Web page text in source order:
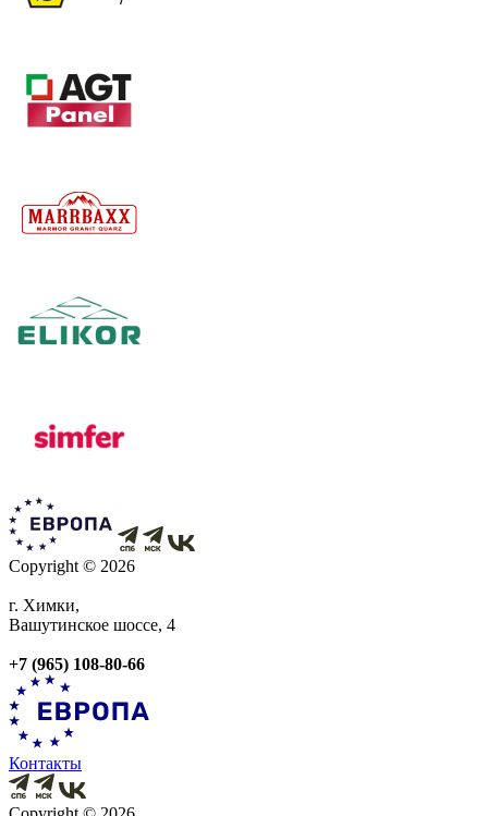
Copyright © 2026
г. Химки,
Вашутинское шоссе, 4
+7 (965) 108-80-66
Контакты